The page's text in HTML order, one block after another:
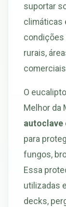
suportar
climáticas
condições
rurais,
O
Melhor da
autoclave
para
fungos,
Essa
utilizadas
decks,